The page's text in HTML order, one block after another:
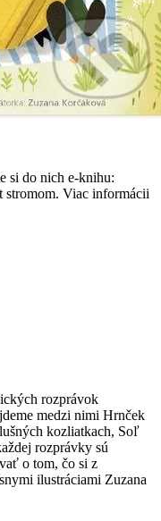
si do nich e-knihu:
stromom. Viac informácii
rozprávok
medzi nimi Hrnček
kozliatkach, Soľ
rozprávky sú
o tom, čo si z
ilustráciami Zuzana